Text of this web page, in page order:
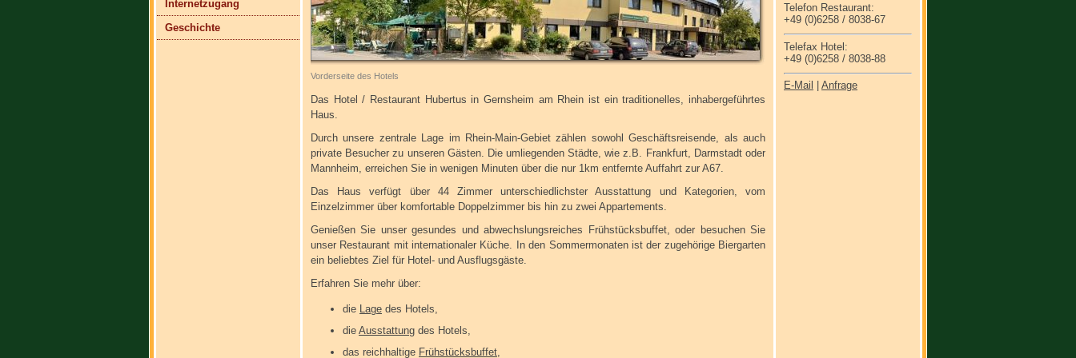
Vorderseite des Hotels
Das Hotel / Restaurant Hubertus in Gernsheim am Rhein ist ein traditionelles, inhabergeführtes
Haus.
Durch unsere zentrale Lage im Rhein-Main-Gebiet zählen sowohl Geschäftsreisende, als auch
private Besucher zu unseren Gästen. Die umliegenden Städte, wie z.B. Frankfurt, Darmstadt oder
Mannheim, erreichen Sie in wenigen Minuten über die nur 1km entfernte Auffahrt zur A67.
Das Haus verfügt über 44 Zimmer unterschiedlichster Ausstattung und Kategorien, vom
Einzelzimmer über komfortable Doppelzimmer bis hin zu zwei Appartements.
Genießen Sie unser gesundes und abwechslungsreiches Frühstücksbuffet, oder besuchen Sie
unser Restaurant mit internationaler Küche. In den Sommermonaten ist der zugehörige Biergarten
ein beliebtes Ziel für Hotel- und Ausflugsgäste.
Erfahren Sie mehr über:
die Lage des Hotels,
die Ausstattung des Hotels,
das reichhaltige Frühstücksbuffet,
Internetzugang
Geschichte
Telefon Restaurant:
+49 (0)6258 / 8038-67
Telefax Hotel:
+49 (0)6258 / 8038-88
E-Mail Anfrage